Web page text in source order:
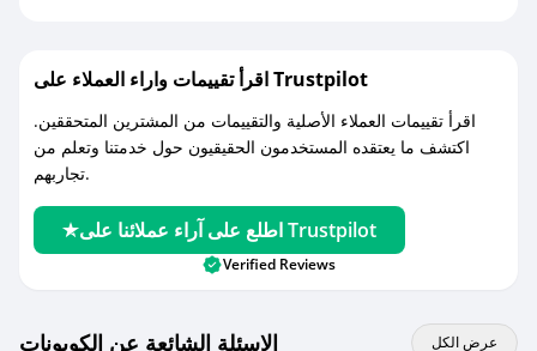
اقرأ تقييمات واراء العملاء على Trustpilot
اقرأ تقييمات العملاء الأصلية والتقييمات من المشترين المتحققين.
اكتشف ما يعتقده المستخدمون الحقيقيون حول خدمتنا وتعلم من
تجاربهم.
اطلع على آراء عملائنا على Trustpilot
Verified Reviews
الاسئلة الشائعة عن الكوبونات عرض الكل